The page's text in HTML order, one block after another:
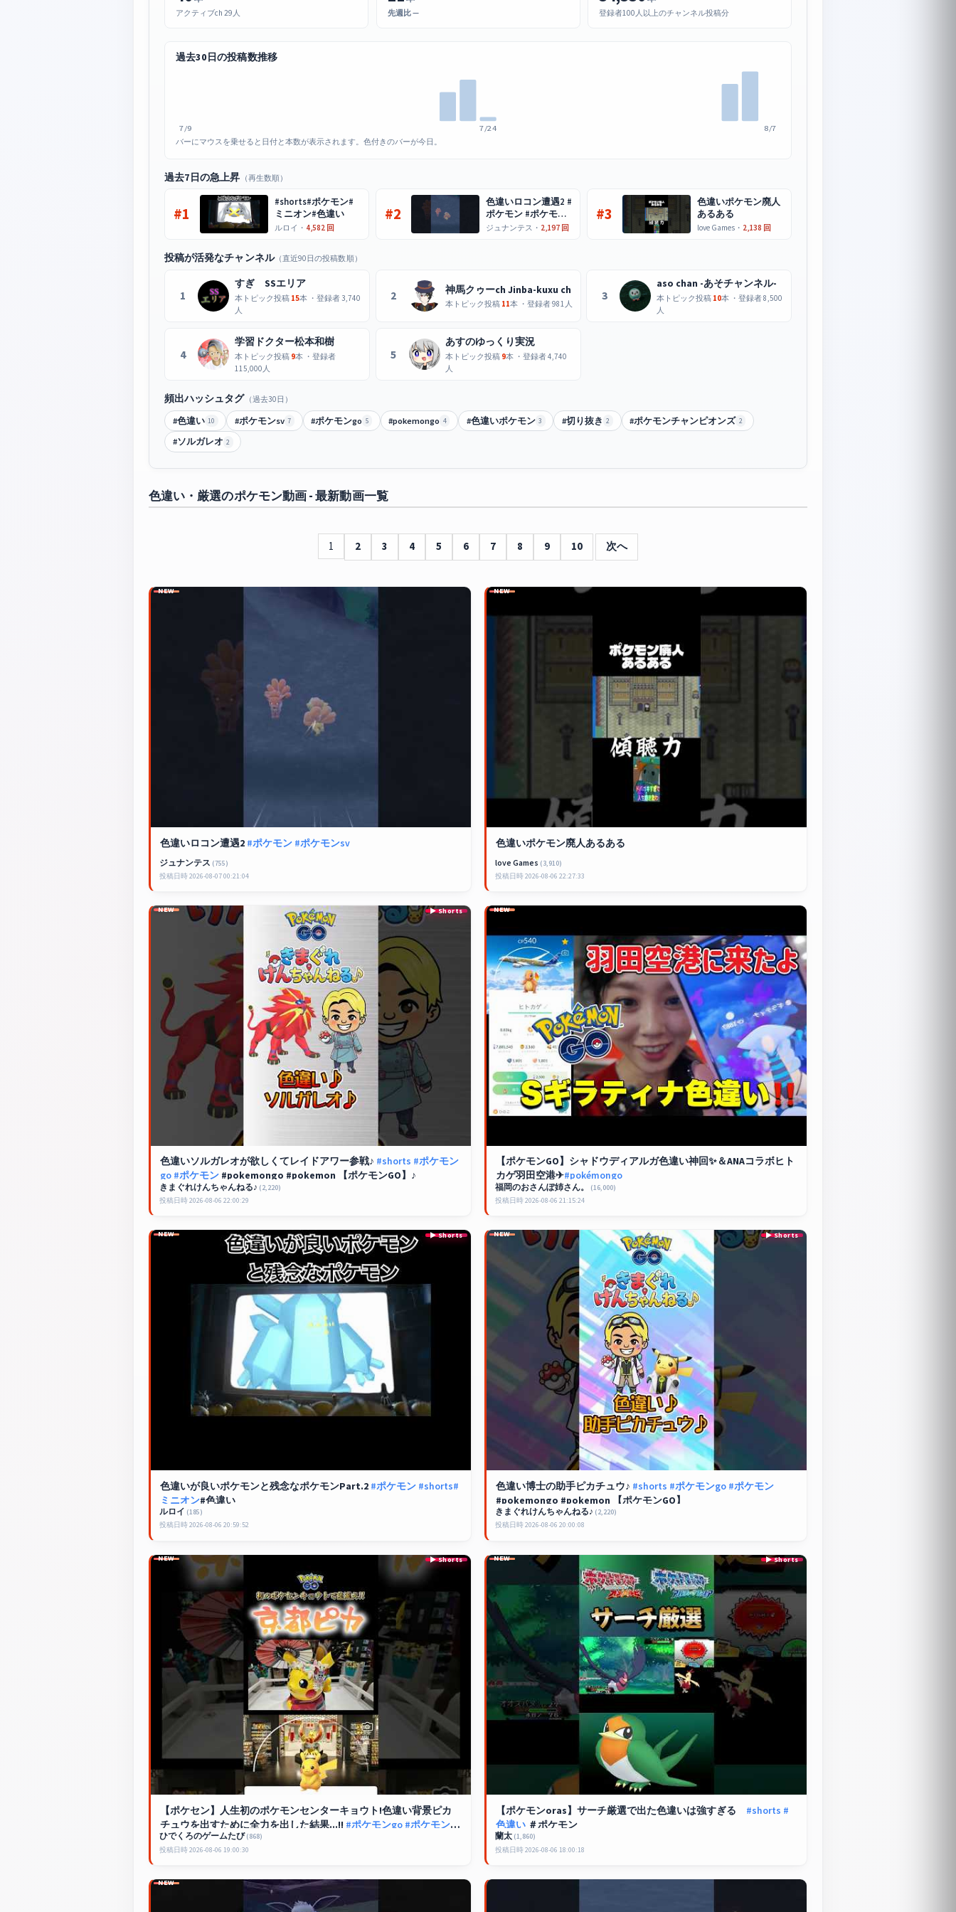
アクティブch 29人 先週比 — 登録者100人以上のチャンネル投稿分
過去30日の投稿数推移
7/9 7/24 8/7
バーにマウスを乗せると日付と本数が表示されます。色付きのバーが今日。
過去7日の急上昇 （再生数順）
#1
#shorts#ポケモン#
ミニオン#色違い
ルロイ・ 4,582 回
#2
色違いロコン遭遇2 #
ポケモン #ポケモン
sv
ジュナンテス・ 2,197 回
#3
色違いポケモン廃人
あるある
love Games・ 2,138 回
投稿が活発なチャンネル（直近90日の投稿数順）
1
すぎ SSエリア
本トピック投稿 15本 ・登録者 3,740
人
2 神馬クゥーch Jinba-kuxu ch
本トピック投稿 11本 ・登録者 981人
3
aso chan -あそチャンネル-
本トピック投稿 10本 ・登録者 8,500
人
4
学習ドクター松本和樹
本トピック投稿 9本 ・登録者
115,000人
5
あすのゆっくり実況
本トピック投稿 9本 ・登録者 4,740
人
頻出ハッシュタグ （過去30日）
#色違い 10 #ポケモンsv 7 #ポケモンgo 5 #pokemongo 4 #色違いポケモン 3 #切り抜き 2 #ポケモンチャンピオンズ 2
#ソルガレオ 2
色違い・厳選のポケモン動画 - 最新動画一覧
1 2 3 4 5 6 7 8 9 10 次へ
色違いロコン遭遇2 #ポケモン #ポケモンsv
NEW
ジュナンテス (755)
投稿日時 2026-08-07 00:21:04
色違いポケモン廃人あるある
NEW
love Games (3,910)
投稿日時 2026-08-06 22:27:33
色違いソルガレオが欲しくてレイドアワー参戦♪ #shorts #ポケモン
go #ポケモン #pokemongo #pokemon 【ポケモンGO】♪
NEW
きまぐれけんちゃんねる♪ (2,220)
投稿日時 2026-08-06 22:00:29
【ポケモンGO】シャドウディアルガ色違い神回✨️＆ANAコラボヒト
カゲ羽田空港✈#pokémongo
NEW
福岡のおさんぽ姉さん。
(16,000)
投稿日時 2026-08-06 21:15:24
色違いが良いポケモンと残念なポケモンPart.2 #ポケモン #shorts#
ミニオン#色違い
NEW
ルロイ (185)
投稿日時 2026-08-06 20:59:52
色違い博士の助手ピカチュウ♪ #shorts #ポケモンgo #ポケモン
#pokemongo #pokemon 【ポケモンGO】
NEW
きまぐれけんちゃんねる♪ (2,220)
投稿日時 2026-08-06 20:00:08
【ポケセン】人生初のポケモンセンターキョウト!色違い背景ピカ
チュウを出すために全力を出した結果...!! #ポケモンgo #ポケモンセ
ンター#色違い#ピカチュウ #shorts
NEW
ひでくろのゲームたび(868)
投稿日時 2026-08-06 19:00:30
【ポケモンoras】サーチ厳選で出た色違いは強すぎる #shorts #
色違い ＃ポケモン
NEW
蘭太 (1,860)
投稿日時 2026-08-06 18:00:18
NEW